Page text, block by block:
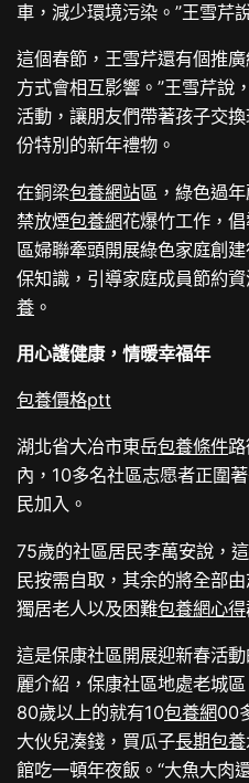
車，減少環境污染。”王雪芹
這個春節，王雪芹還有個推
方式會相互影響。”王雪芹說
活動，讓朋友們帶著孩子交
份特別的新年禮物。
在銅梁包養網站區，綠色過
禁放煙包養網花爆竹工作，
區婦聯牽頭開展綠色家庭創
保知識，引導家庭成員節約
養 。
用心護健康，情暖幸福年
包養價格ptt
湖北省大冶市東岳包養條件
內，10多名社區志愿者正圍
民加入。
75歲的社區居民李萬安說，
民按需自取，其余的將全部
獨居老人以及困難包養網心得
這是保康社區開展迎新春活
麗介紹，保康社區地處老城
80歲以上的就有10包養網00
大伙兒湊錢，買瓜子長期包養
館吃一頓年夜飯。“大魚大肉